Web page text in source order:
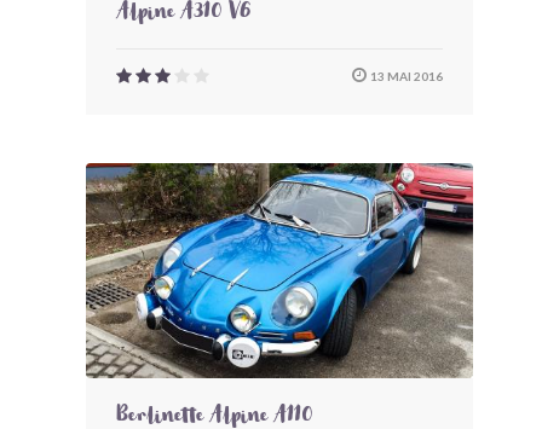
Alpine A310 V6
13 MAI 2016
Berlinette Alpine A110